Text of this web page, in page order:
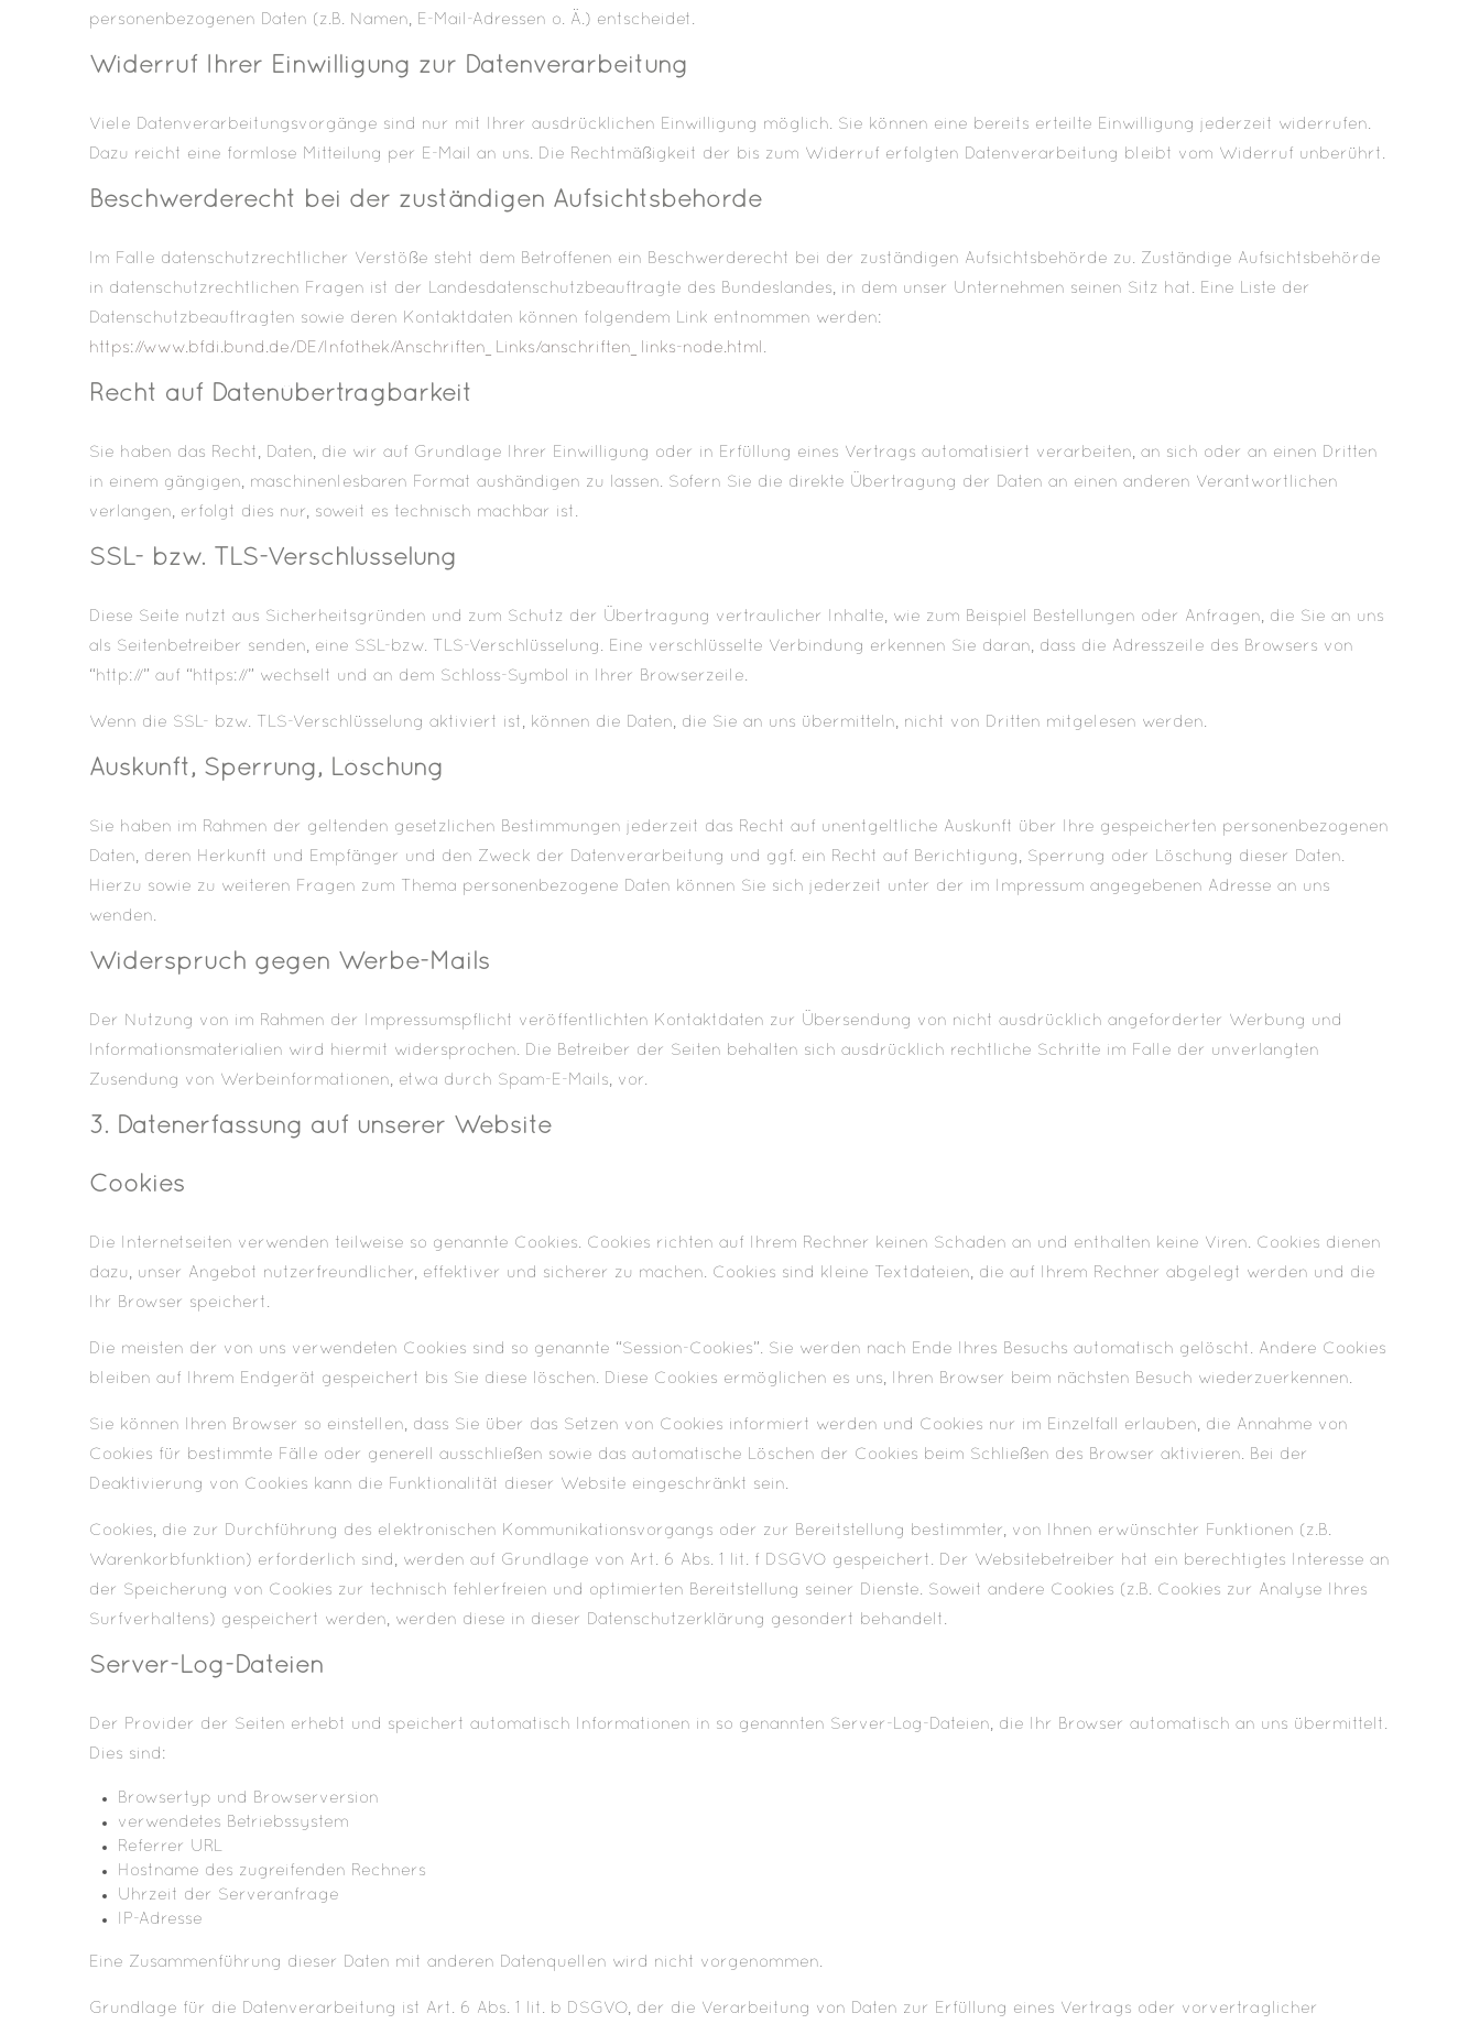
personenbezogenen Daten (z.B. Namen, E-Mail-Adressen o. Ä.) entscheidet.
Widerruf Ihrer Einwilligung zur Datenverarbeitung
Viele Datenverarbeitungsvorgänge sind nur mit Ihrer ausdrücklichen Einwilligung möglich. Sie können eine bereits erteilte Einwilligung jederzeit widerrufen.
Dazu reicht eine formlose Mitteilung per E-Mail an uns. Die Rechtmäßigkeit der bis zum Widerruf erfolgten Datenverarbeitung bleibt vom Widerruf unberührt.
Beschwerderecht bei der zuständigen Aufsichtsbehörde
Im Falle datenschutzrechtlicher Verstöße steht dem Betroffenen ein Beschwerderecht bei der zuständigen Aufsichtsbehörde zu. Zuständige Aufsichtsbehörde
in datenschutzrechtlichen Fragen ist der Landesdatenschutzbeauftragte des Bundeslandes, in dem unser Unternehmen seinen Sitz hat. Eine Liste der
Datenschutzbeauftragten sowie deren Kontaktdaten können folgendem Link entnommen werden:
https://www.bfdi.bund.de/DE/Infothek/Anschriften_Links/anschriften_links-node.html .
Recht auf Datenübertragbarkeit
Sie haben das Recht, Daten, die wir auf Grundlage Ihrer Einwilligung oder in Erfüllung eines Vertrags automatisiert verarbeiten, an sich oder an einen Dritten
in einem gängigen, maschinenlesbaren Format aushändigen zu lassen. Sofern Sie die direkte Übertragung der Daten an einen anderen Verantwortlichen
verlangen, erfolgt dies nur, soweit es technisch machbar ist.
SSL- bzw. TLS-Verschlüsselung
Diese Seite nutzt aus Sicherheitsgründen und zum Schutz der Übertragung vertraulicher Inhalte, wie zum Beispiel Bestellungen oder Anfragen, die Sie an uns
als Seitenbetreiber senden, eine SSL-bzw. TLS-Verschlüsselung. Eine verschlüsselte Verbindung erkennen Sie daran, dass die Adresszeile des Browsers von
“http://” auf “https://” wechselt und an dem Schloss-Symbol in Ihrer Browserzeile.
Wenn die SSL- bzw. TLS-Verschlüsselung aktiviert ist, können die Daten, die Sie an uns übermitteln, nicht von Dritten mitgelesen werden.
Auskunft, Sperrung, Löschung
Sie haben im Rahmen der geltenden gesetzlichen Bestimmungen jederzeit das Recht auf unentgeltliche Auskunft über Ihre gespeicherten personenbezogenen
Daten, deren Herkunft und Empfänger und den Zweck der Datenverarbeitung und ggf. ein Recht auf Berichtigung, Sperrung oder Löschung dieser Daten.
Hierzu sowie zu weiteren Fragen zum Thema personenbezogene Daten können Sie sich jederzeit unter der im Impressum angegebenen Adresse an uns
wenden.
Widerspruch gegen Werbe-Mails
Der Nutzung von im Rahmen der Impressumspflicht veröffentlichten Kontaktdaten zur Übersendung von nicht ausdrücklich angeforderter Werbung und
Informationsmaterialien wird hiermit widersprochen. Die Betreiber der Seiten behalten sich ausdrücklich rechtliche Schritte im Falle der unverlangten
Zusendung von Werbeinformationen, etwa durch Spam-E-Mails, vor.
3. Datenerfassung auf unserer Website
Cookies
Die Internetseiten verwenden teilweise so genannte Cookies. Cookies richten auf Ihrem Rechner keinen Schaden an und enthalten keine Viren. Cookies dienen
dazu, unser Angebot nutzerfreundlicher, effektiver und sicherer zu machen. Cookies sind kleine Textdateien, die auf Ihrem Rechner abgelegt werden und die
Ihr Browser speichert.
Die meisten der von uns verwendeten Cookies sind so genannte “Session-Cookies”. Sie werden nach Ende Ihres Besuchs automatisch gelöscht. Andere Cookies
bleiben auf Ihrem Endgerät gespeichert bis Sie diese löschen. Diese Cookies ermöglichen es uns, Ihren Browser beim nächsten Besuch wiederzuerkennen.
Sie können Ihren Browser so einstellen, dass Sie über das Setzen von Cookies informiert werden und Cookies nur im Einzelfall erlauben, die Annahme von
Cookies für bestimmte Fälle oder generell ausschließen sowie das automatische Löschen der Cookies beim Schließen des Browser aktivieren. Bei der
Deaktivierung von Cookies kann die Funktionalität dieser Website eingeschränkt sein.
Cookies, die zur Durchführung des elektronischen Kommunikationsvorgangs oder zur Bereitstellung bestimmter, von Ihnen erwünschter Funktionen (z.B.
Warenkorbfunktion) erforderlich sind, werden auf Grundlage von Art. 6 Abs. 1 lit. f DSGVO gespeichert. Der Websitebetreiber hat ein berechtigtes Interesse an
der Speicherung von Cookies zur technisch fehlerfreien und optimierten Bereitstellung seiner Dienste. Soweit andere Cookies (z.B. Cookies zur Analyse Ihres
Surfverhaltens) gespeichert werden, werden diese in dieser Datenschutzerklärung gesondert behandelt.
Server-Log-Dateien
Der Provider der Seiten erhebt und speichert automatisch Informationen in so genannten Server-Log-Dateien, die Ihr Browser automatisch an uns übermittelt.
Dies sind:
Browsertyp und Browserversion
verwendetes Betriebssystem
Referrer URL
Hostname des zugreifenden Rechners
Uhrzeit der Serveranfrage
IP-Adresse
Eine Zusammenführung dieser Daten mit anderen Datenquellen wird nicht vorgenommen.
Grundlage für die Datenverarbeitung ist Art. 6 Abs. 1 lit. b DSGVO, der die Verarbeitung von Daten zur Erfüllung eines Vertrags oder vorvertraglicher